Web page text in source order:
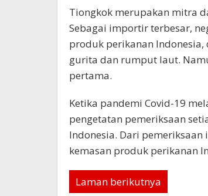
Tiongkok merupakan mitra
Sebagai importir terbesar,
produk perikanan
gurita dan rumput laut.
pertama.
Ketika pandemi Covid-19
pengetatan pemeriksaan
Indonesia. Dari
kemasan produk perikanan
Laman berikutnya